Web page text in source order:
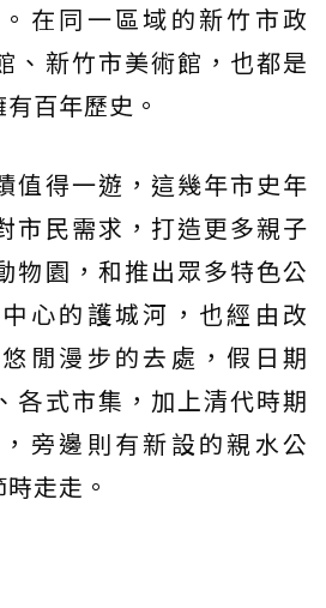
在同一區域的新竹市政
、新竹市美術館，也都是
百年歷史。
值得一遊，這幾年市史年
市民需求，打造更多親子
物園，和推出眾多特色公
心的護城河，也經由改
閒漫步的去處，假日期
各式市集，加上清代時期
旁邊則有新設的親水公
走走。